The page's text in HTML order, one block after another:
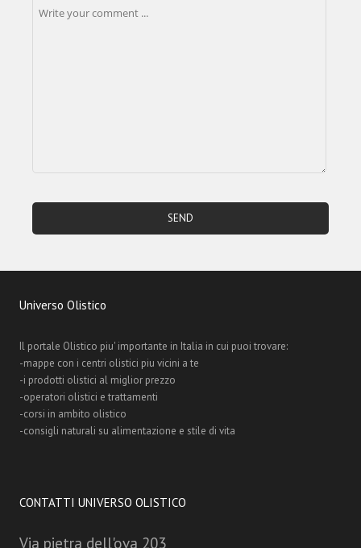
Universo Olistico
Il portale Olistico piu' importante in Italia in cui puoi trovare:
-mappe con i centri olistici piu vicini a te
-i prodotti olistici al miglior prezzo
-operatori olistici e trattamenti
-corsi in ambito olistico
-consigli naturali su alimentazione e stile di vita
CONTATTI UNIVERSO OLISTICO
Via pietra dell'ova 203